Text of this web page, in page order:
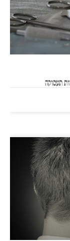
תעסוקה